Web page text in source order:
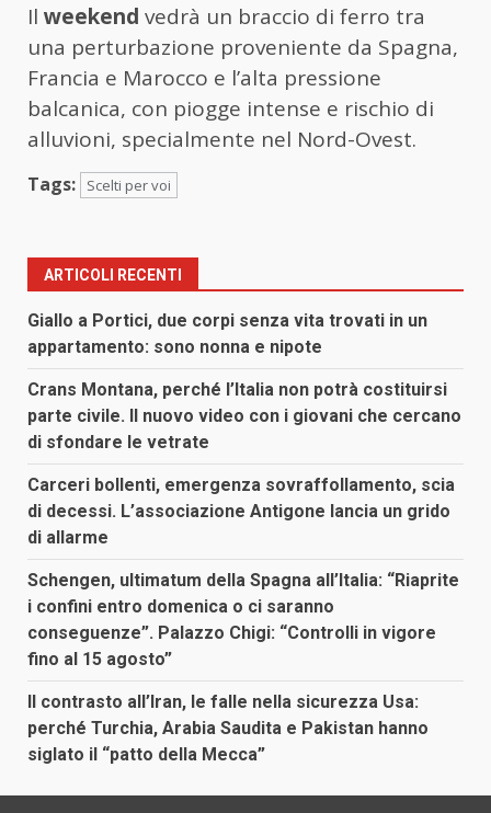
Il weekend vedrà un braccio di ferro tra
una perturbazione proveniente da Spagna,
Francia e Marocco e l’alta pressione
balcanica, con piogge intense e rischio di
alluvioni, specialmente nel Nord-Ovest.
Tags: Scelti per voi
ARTICOLI RECENTI
Giallo a Portici, due corpi senza vita trovati in un
appartamento: sono nonna e nipote
Crans Montana, perché l’Italia non potrà costituirsi
parte civile. Il nuovo video con i giovani che cercano
di sfondare le vetrate
Carceri bollenti, emergenza sovraffollamento, scia
di decessi. L’associazione Antigone lancia un grido
di allarme
Schengen, ultimatum della Spagna all’Italia: “Riaprite
i confini entro domenica o ci saranno
conseguenze”. Palazzo Chigi: “Controlli in vigore
fino al 15 agosto”
Il contrasto all’Iran, le falle nella sicurezza Usa:
perché Turchia, Arabia Saudita e Pakistan hanno
siglato il “patto della Mecca”